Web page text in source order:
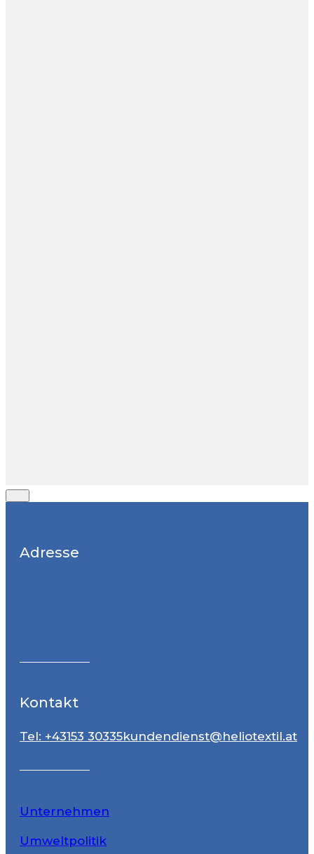
Adresse
Kontakt
Tel: +43153 30335kundendienst@heliotextil.at
Unternehmen
Umweltpolitik